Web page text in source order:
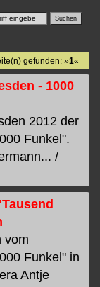
gefunden: »1«
- 1000
2012 der
Funkel".
/
vom
Funkel" in
Antje